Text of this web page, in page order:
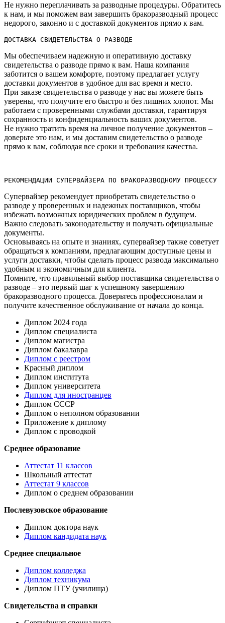
Не нужно переплачивать за разводные процедуры.​ Обратитесь
к нам, и мы поможем вам завершить бракоразводный процесс
недорого, законно и с доставкой документов прямо к вам.​
ДОСТАВКА СВИДЕТЕЛЬСТВА О РАЗВОДЕ
Мы обеспечиваем надежную и оперативную доставку
свидетельства о разводе прямо к вам.​ Наша компания
заботится о вашем комфорте, поэтому предлагает услугу
доставки документов в удобное для вас время и место.​
При заказе свидетельства о разводе у нас вы можете быть
уверены, что получите его быстро и без лишних хлопот.​ Мы
работаем с проверенными службами доставки, гарантируя
сохранность и конфиденциальность ваших документов.​
Не нужно тратить время на личное получение документов –
доверьте это нам, и мы доставим свидетельство о разводе
прямо к вам, соблюдая все сроки и требования качества.​
РЕКОМЕНДАЦИИ СУПЕРВАЙЗЕРА ПО БРАКОРАЗВОДНОМУ ПРОЦЕССУ
Супервайзер рекомендует приобретать свидетельство о
разводе у проверенных и надежных поставщиков, чтобы
избежать возможных юридических проблем в будущем.​
Важно следовать законодательству и получать официальные
документы.​
Основываясь на опыте и знаниях, супервайзер также советует
обращаться к компаниям, предлагающим доступные цены и
услуги доставки, чтобы сделать процесс развода максимально
удобным и экономичным для клиента.
Помните, что правильный выбор поставщика свидетельства о
разводе – это первый шаг к успешному завершению
бракоразводного процесса.​ Доверьтесь профессионалам и
получите качественное обслуживание от начала до конца.​
Диплом 2024 года
Диплом специалиста
Диплом магистра
Диплом бакалавра
Диплом с реестром
Красный диплом
Диплом института
Диплом университета
Диплом для иностранцев
Диплом СССР
Диплом о неполном образовании
Приложение к диплому
Диплом с проводкой
Среднее образование
Аттестат 11 классов
Школьный аттестат
Аттестат 9 классов
Диплом о среднем образовании
Послевузовское образование
Диплом доктора наук
Диплом кандидата наук
Среднее специальное
Диплом колледжа
Диплом техникума
Диплом ПТУ (училища)
Свидетельства и справки